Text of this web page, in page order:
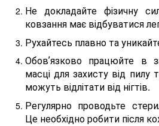
Не докладайте фізичну
ковзання має відбуватися
Рухайтесь плавно та
Обовʼязково працюйте в
масці для захисту від пилу
можуть відлітати від нігтів.
Регулярно проводьте
Це необхідно робити після